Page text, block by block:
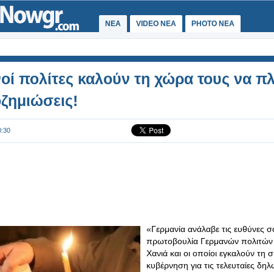
ΝΕΑ VIDEO NEA PHOTO NEA
πολίτες καλούν τη χώρα τους να
«Γερμανία ανάλαβε τις ευθύνες
πρωτοβουλία Γερμανών
Χανιά και οι οποίοι εγκαλούν τη
κυβέρνηση για τις τελευταίες